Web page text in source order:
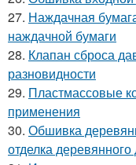
27. Наждачная
наждачной бумаги
28. Клапан сброса
разновидности
29. Пластмассовые
применения
30. Обшивка
отделка